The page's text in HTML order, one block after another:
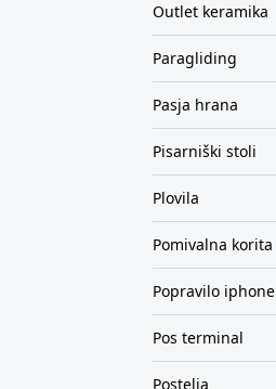
Outlet keramika
Paragliding
Pasja hrana
Pisarniški stoli
Plovila
Pomivalna korita
Popravilo iphone
Pos terminal
Postelja